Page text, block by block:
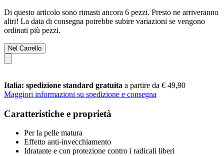
Di questo articolo sono rimasti ancora 6 pezzi. Presto ne arriveranno
altri! La data di consegna potrebbe subire variazioni se vengono
ordinati più pezzi.
Nel Carrello
Italia: spedizione standard gratuita a partire da € 49,90
Maggiori informazioni su spedizione e consegna
Caratteristiche e proprietà
Per la pelle matura
Effetto anti-invecchiamento
Idratante e con protezione contro i radicali liberi